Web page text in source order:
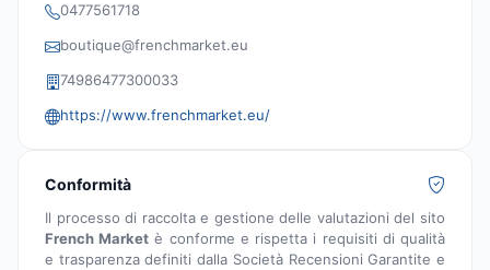
0477561718
boutique@frenchmarket.eu
74986477300033
https://www.frenchmarket.eu/
Conformità
Il processo di raccolta e gestione delle valutazioni del sito
French Market è conforme e rispetta i requisiti di qualità
e trasparenza definiti dalla Società Recensioni Garantite e